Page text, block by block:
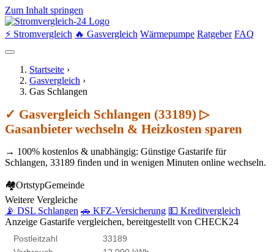
Zum Inhalt springen
⚡ Stromvergleich 🔥 Gasvergleich Wärmepumpe Ratgeber FAQ
Startseite ›
Gasvergleich ›
Gas Schlangen
✓ Gasvergleich Schlangen (33189) ▷
Gasanbieter wechseln & Heizkosten sparen
→ 100% kostenlos & unabhängig: Günstige Gastarife für
Schlangen, 33189 finden und in wenigen Minuten online wechseln.
🏘OrtstypGemeinde
Weitere Vergleiche
📡 DSL Schlangen 🚗 KFZ-Versicherung 💵 Kreditvergleich
Anzeige Gastarife vergleichen, bereitgestellt von CHECK24